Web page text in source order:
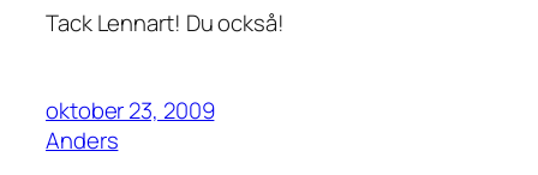
Tack Lennart! Du också!
oktober 23, 2009
Anders